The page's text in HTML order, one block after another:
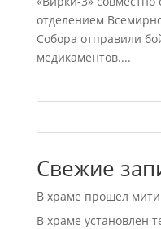
отделением
Собора отправили
медикаментов....
Свежие
В храме прошел
В храме установлен